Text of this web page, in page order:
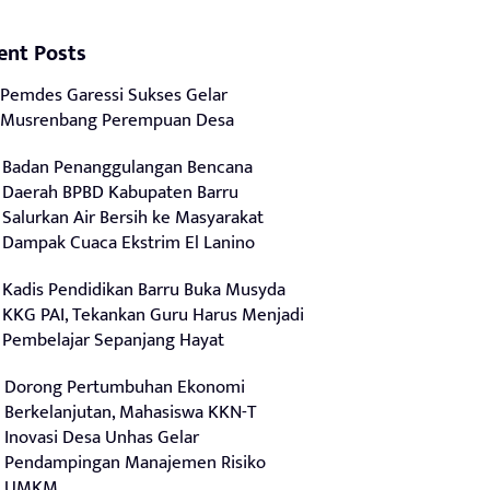
Posts
Pemdes Garessi Sukses Gelar
Musrenbang Perempuan Desa
Badan Penanggulangan Bencana
Daerah BPBD Kabupaten Barru
Salurkan Air Bersih ke Masyarakat
Dampak Cuaca Ekstrim El Lanino
Kadis Pendidikan Barru Buka Musyda
KKG PAI, Tekankan Guru Harus Menjadi
Pembelajar Sepanjang Hayat
Dorong Pertumbuhan Ekonomi
Berkelanjutan, Mahasiswa KKN-T
Inovasi Desa Unhas Gelar
Pendampingan Manajemen Risiko